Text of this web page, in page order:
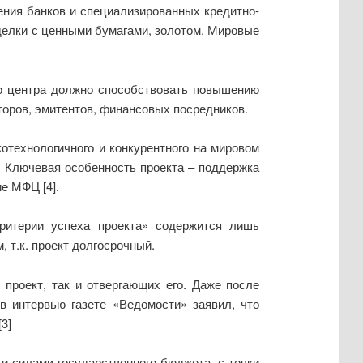
банков и специализированных кредитно-
с ценными бумагами, золотом. Мировые
центра должно способствовать повышению
эмитентов, финансовых посредников.
и конкурентного на мировом
особенность проекта – поддержка
МФЦ [4].
успеха проекта» содержится лишь
проект долгосрочный.
так и отвергающих его. Даже после
газете «Ведомости» заявил, что